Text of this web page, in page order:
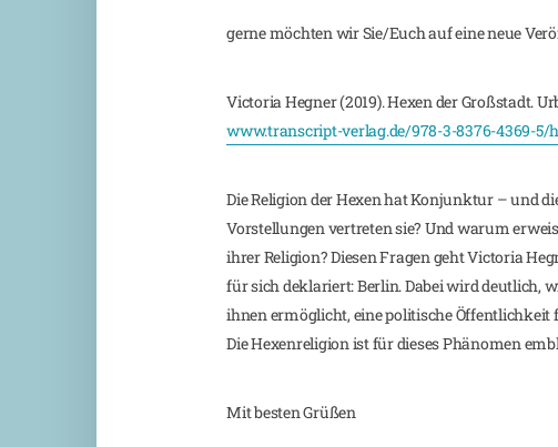
gerne möchten wir Sie/Euch auf eine neue
Victoria Hegner (2019). Hexen der Großstadt.
www.transcript-verlag.de/978-3-8376-4369-
Die Religion der Hexen hat Konjunktur – und
Vorstellungen vertreten sie? Und warum
ihrer Religion? Diesen Fragen geht Victoria
für sich deklariert: Berlin. Dabei wird deutlich,
ihnen ermöglicht, eine politische
Die Hexenreligion ist für dieses Phänomen
Mit besten Grüßen